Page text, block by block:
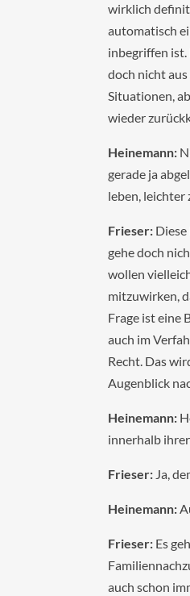
wirklich
automatisch
inbegriffen ist.
doch nicht
Situationen,
wieder
Heinemann:
gerade ja
leben, leichter
Frieser:
gehe doch
wollen
mitzuwirken,
Frage ist eine
auch im
Recht. Das
Augenblick
Heinemann:
innerhalb
Frieser: Ja,
Heinemann:
Frieser: Es
auch schon